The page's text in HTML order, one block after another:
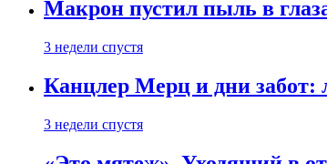
Макрон пустил пыль в
3 недели спустя
Канцлер Мерц и дни забот:
3 недели спустя